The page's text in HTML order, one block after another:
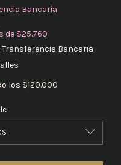
Bancaria
de $25.760
Bancaria
los $120.000